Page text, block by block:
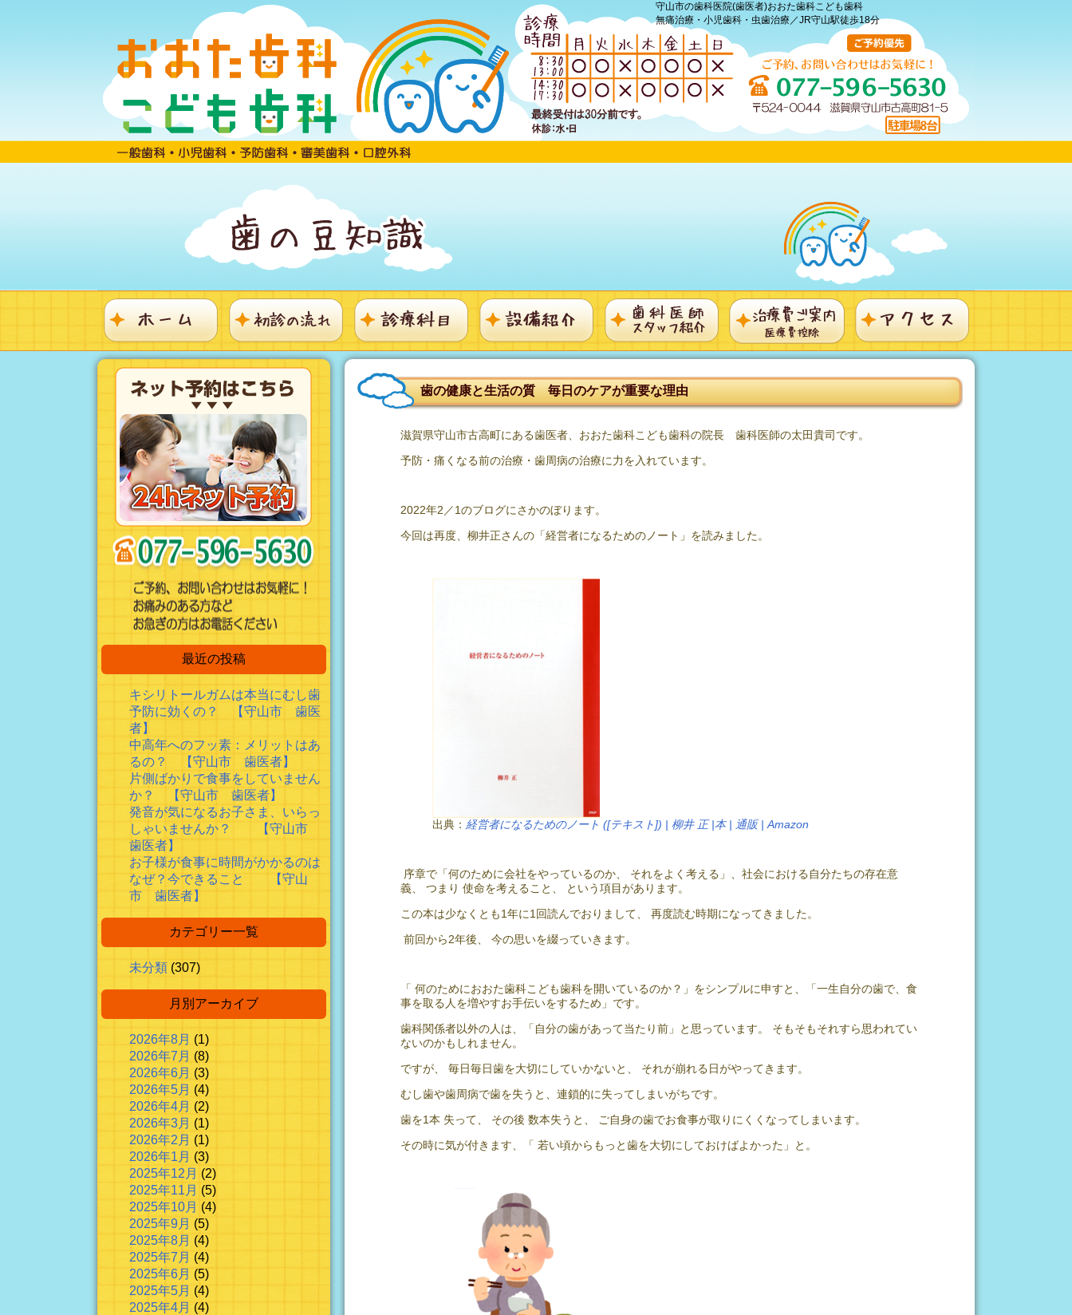
守山市の歯科医院(歯医者)おおた歯科こども歯科
無痛治療・小児歯科・虫歯治療／JR守山駅徒歩18分
最近の投稿
キシリトールガムは本当にむし歯
予防に効くの？ 【守山市 歯医
者】
中高年へのフッ素：メリットはあ
るの？ 【守山市 歯医者】
片側ばかりで食事をしていません
か？ 【守山市 歯医者】
発音が気になるお子さま、いらっ
しゃいませんか？ 【守山市
歯医者】
お子様が食事に時間がかかるのは
なぜ？今できること 【守山
市 歯医者】
カテゴリー一覧
未分類 (307)
月別アーカイブ
2026年8月 (1)
2026年7月 (8)
2026年6月 (3)
2026年5月 (4)
2026年4月 (2)
2026年3月 (1)
2026年2月 (1)
2026年1月 (3)
2025年12月 (2)
2025年11月 (5)
2025年10月 (4)
2025年9月 (5)
2025年8月 (4)
2025年7月 (4)
2025年6月 (5)
2025年5月 (4)
2025年4月 (4)
歯の健康と生活の質 毎日のケアが重要な理由
滋賀県守山市古高町にある歯医者、おおた歯科こども歯科の院長 歯科医師の太田貴司です。
予防・痛くなる前の治療・歯周病の治療に力を入れています。
2022年2／1のブログにさかのぼります。
今回は再度、柳井正さんの「経営者になるためのノート」を読みました。
出典： 経営者になるためのノート ([テキスト]) | 柳井 正 |本 | 通販 | Amazon
序章で「何のために会社をやっているのか、 それをよく考える」、社会における自分たちの存在意
義、 つまり 使命を考えること、 という項目があります。
この本は少なくとも1年に1回読んでおりまして、 再度読む時期になってきました。
前回から2年後、 今の思いを綴っていきます。
「 何のためにおおた歯科こども歯科を開いているのか？」をシンプルに申すと、「一生自分の歯で、食
事を取る人を増やすお手伝いをするため」です。
歯科関係者以外の人は、「自分の歯があって当たり前」と思っています。 そもそもそれすら思われてい
ないのかもしれません。
ですが、 毎日毎日歯を大切にしていかないと、 それが崩れる日がやってきます。
むし歯や歯周病で歯を失うと、連鎖的に失ってしまいがちです。
歯を1本 失って、 その後 数本失うと、 ご自身の歯でお食事が取りにくくなってしまいます。
その時に気が付きます、「 若い頃からもっと歯を大切にしておけばよかった」と。